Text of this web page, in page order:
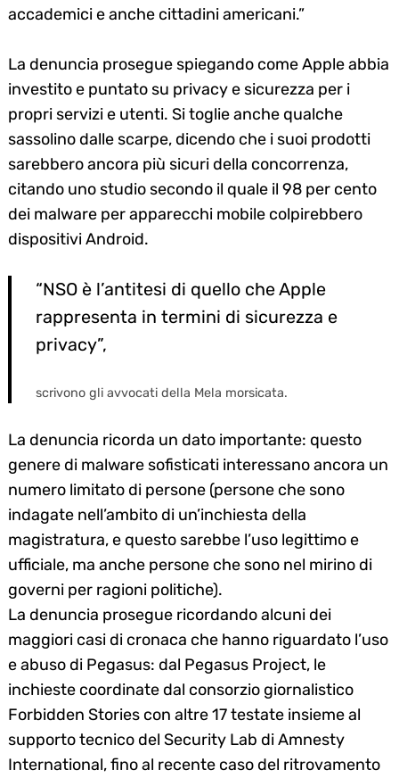
accademici e anche cittadini americani.”
La denuncia prosegue spiegando come Apple abbia
investito e puntato su privacy e sicurezza per i
propri servizi e utenti. Si toglie anche qualche
sassolino dalle scarpe, dicendo che i suoi prodotti
sarebbero ancora più sicuri della concorrenza,
citando uno studio secondo il quale il 98 per cento
dei malware per apparecchi mobile colpirebbero
dispositivi Android.
“NSO è l’antitesi di quello che Apple
rappresenta in termini di sicurezza e
privacy”,
scrivono gli avvocati della Mela morsicata.
La denuncia ricorda un dato importante: questo
genere di malware sofisticati interessano ancora un
numero limitato di persone (persone che sono
indagate nell’ambito di un’inchiesta della
magistratura, e questo sarebbe l’uso legittimo e
ufficiale, ma anche persone che sono nel mirino di
governi per ragioni politiche).
La denuncia prosegue ricordando alcuni dei
maggiori casi di cronaca che hanno riguardato l’uso
e abuso di Pegasus: dal Pegasus Project, le
inchieste coordinate dal consorzio giornalistico
Forbidden Stories con altre 17 testate insieme al
supporto tecnico del Security Lab di Amnesty
International, fino al recente caso del ritrovamento